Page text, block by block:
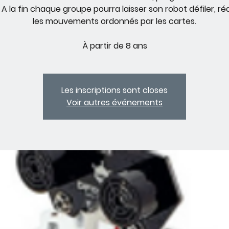
A la fin chaque groupe pourra laisser son robot défiler,
les mouvements ordonnés par les cartes.
À partir de 8 ans
Les inscriptions sont closes
Voir autres événements